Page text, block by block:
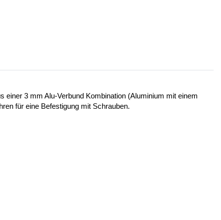
3 mm Alu-Verbund Kombination (Aluminium mit einem
für eine Befestigung mit Schrauben.